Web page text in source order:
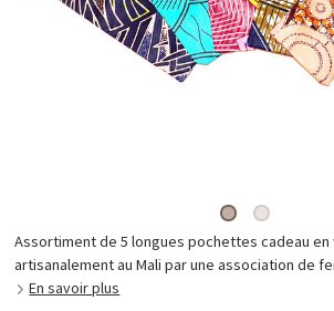
Assortiment de 5 longues pochettes cadeau en
artisanalement au Mali par une association de
En savoir plus